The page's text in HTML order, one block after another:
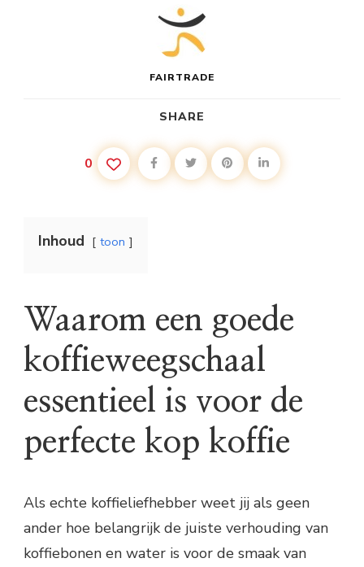
FAIRTRADE
SHARE
0
Inhoud toon
Waarom een goede
koffieweegschaal
essentieel is voor de
perfecte kop koffie
Als echte koffieliefhebber weet jij als geen
ander hoe belangrijk de juiste verhouding van
koffiebonen en water is voor de smaak van